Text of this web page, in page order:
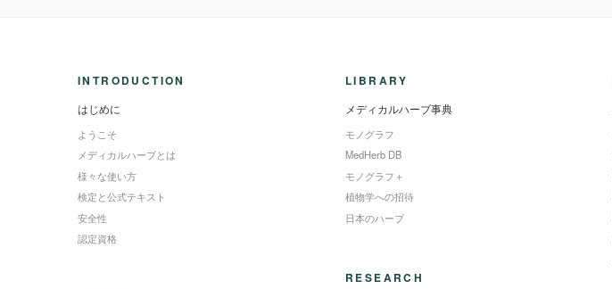
INTRODUCTION
はじめに
ようこそ
メディカルハーブとは
様々な使い方
検定と公式テキスト
安全性
認定資格
LIBRARY
メディカルハーブ事典
モノグラフ
MedHerb DB
モノグラフ＋
植物学への招待
日本のハーブ
RESEARCH